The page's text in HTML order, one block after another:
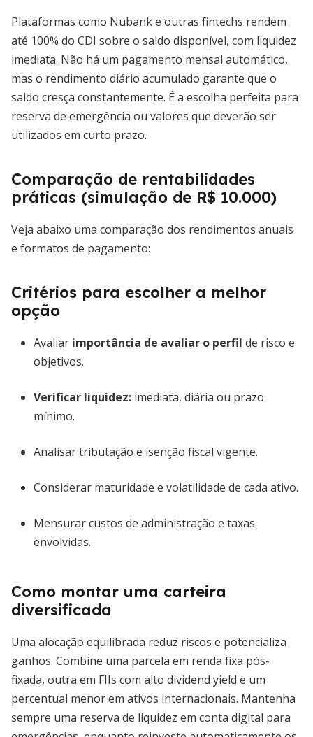
Plataformas como Nubank e outras fintechs rendem
até 100% do CDI sobre o saldo disponível, com liquidez
imediata. Não há um pagamento mensal automático,
mas o rendimento diário acumulado garante que o
saldo cresça constantemente. É a escolha perfeita para
reserva de emergência ou valores que deverão ser
utilizados em curto prazo.
Comparação de rentabilidades
práticas (simulação de R$ 10.000)
Veja abaixo uma comparação dos rendimentos anuais
e formatos de pagamento:
Critérios para escolher a melhor
opção
Avaliar importância de avaliar o perfil de risco e
objetivos.
Verificar liquidez: imediata, diária ou prazo
mínimo.
Analisar tributação e isenção fiscal vigente.
Considerar maturidade e volatilidade de cada ativo.
Mensurar custos de administração e taxas
envolvidas.
Como montar uma carteira
diversificada
Uma alocação equilibrada reduz riscos e potencializa
ganhos. Combine uma parcela em renda fixa pós-
fixada, outra em FIIs com alto dividend yield e um
percentual menor em ativos internacionais. Mantenha
sempre uma reserva de liquidez em conta digital para